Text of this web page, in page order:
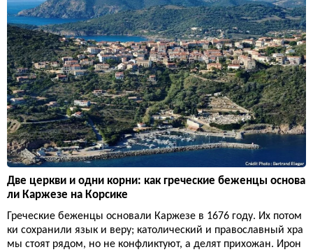
Две церкви и одни корни: как греческие беженцы основа
ли Каржезе на Корсике
Греческие беженцы основали Каржезе в 1676 году. Их потом
ки сохранили язык и веру; католический и православный хра
мы стоят рядом, но не конфликтуют, а делят прихожан. Ирон